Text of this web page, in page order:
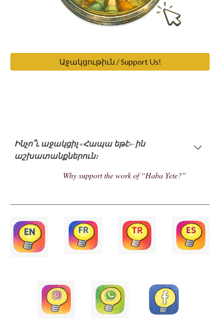
Աջակցութիւն / Support Us!
Ինչո՞ւ աջակցիլ «Հապա եթէ»-ին
աշխատանքներուն։
Why support the work of “Haba Yete?”